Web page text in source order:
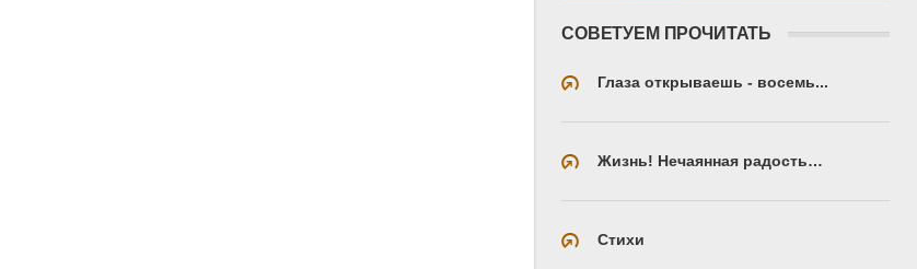
СОВЕТУЕМ ПРОЧИТАТЬ
Глаза открываешь - восемь...
Жизнь! Нечаянная радость…
Стихи